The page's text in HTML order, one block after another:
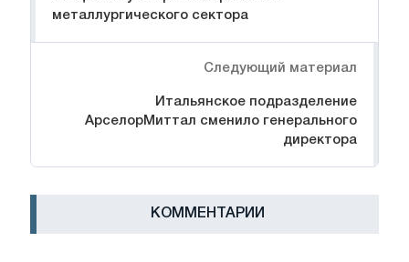
металлургического сектора
Следующий материал
Итальянское подразделение
АрселорМиттал сменило генерального
директора
КОММЕНТАРИИ